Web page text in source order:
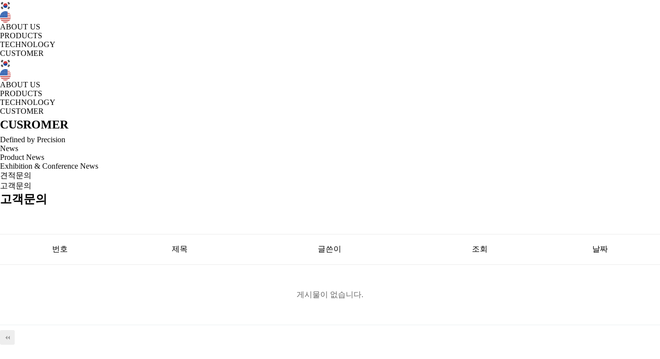
ABOUT US
PRODUCTS
TECHNOLOGY
CUSTOMER
ABOUT US
PRODUCTS
TECHNOLOGY
CUSTOMER
CUSROMER
Defined by Precision
News
Product News
Exhibition & Conference News
견적문의
고객문의
고객문의
번호 제목 글쓴이 조회 날짜
게시물이 없습니다.